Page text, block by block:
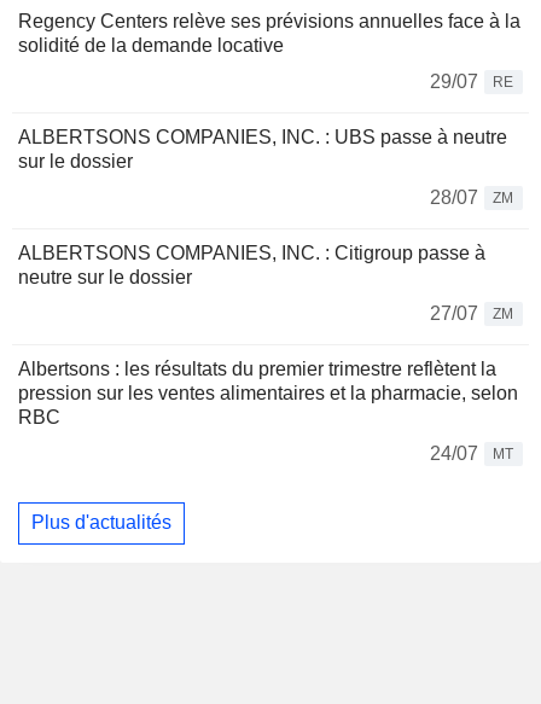
Regency Centers relève ses prévisions annuelles face à la
solidité de la demande locative
29/07
RE
ALBERTSONS COMPANIES, INC. : UBS passe à neutre
sur le dossier
28/07
ZM
ALBERTSONS COMPANIES, INC. : Citigroup passe à
neutre sur le dossier
27/07
ZM
Albertsons : les résultats du premier trimestre reflètent la
pression sur les ventes alimentaires et la pharmacie, selon
RBC
24/07
MT
Plus d'actualités